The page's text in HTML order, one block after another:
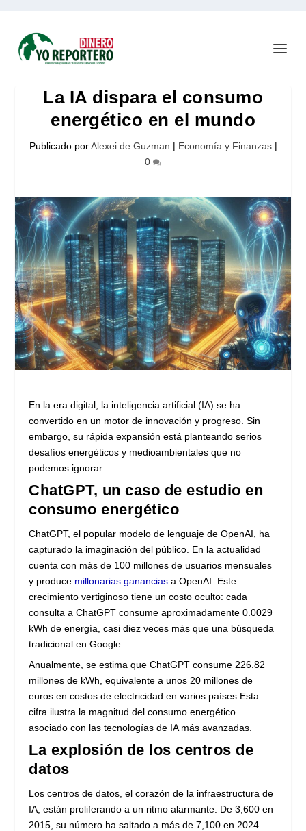
La IA dispara el consumo
energético en el mundo
Publicado porAlexei de Guzman | Economía y Finanzas|
0
En la era digital, la inteligencia artificial (IA) se ha
convertido en un motor de innovación y progreso. Sin
embargo, su rápida expansión está planteando serios
desafíos energéticos y medioambientales que no
podemos ignorar.
ChatGPT, un caso de estudio en
consumo energético
ChatGPT, el popular modelo de lenguaje de OpenAI, ha
capturado la imaginación del público. En la actualidad
cuenta con más de 100 millones de usuarios mensuales
y produce millonarias ganancias a OpenAI. Este
crecimiento vertiginoso tiene un costo oculto: cada
consulta a ChatGPT consume aproximadamente 0.0029
kWh de energía, casi diez veces más que una búsqueda
tradicional en Google.
Anualmente, se estima que ChatGPT consume 226.82
millones de kWh, equivalente a unos 20 millones de
euros en costos de electricidad en varios países Esta
cifra ilustra la magnitud del consumo energético
asociado con las tecnologías de IA más avanzadas.
La explosión de los centros de
datos
Los centros de datos, el corazón de la infraestructura de
IA, están proliferando a un ritmo alarmante. De 3,600 en
2015, su número ha saltado a más de 7,100 en 2024.